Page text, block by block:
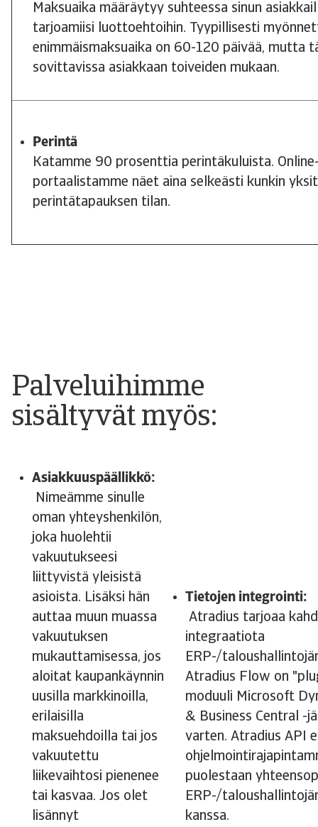
Maksuaika määräytyy suhteessa sinun
tarjoamiisi luottoehtoihin. Tyypillisesti
enimmäismaksuaika on 60-120 päivää, mutta
sovittavissa asiakkaan toiveiden mukaan.
Perintä
Katamme 90 prosenttia perintäkuluista.
portaalistamme näet aina selkeästi kunkin
perintätapauksen tilan.
Palveluihimme
sisältyvät myös:
Asiakkuuspäällikkö:
Nimeämme sinulle
oman yhteyshenkilön,
joka huolehtii
vakuutukseesi
liittyvistä yleisistä
asioista. Lisäksi hän
auttaa muun muassa
vakuutuksen
mukauttamisessa, jos
aloitat kaupankäynnin
uusilla markkinoilla,
erilaisilla
maksuehdoilla tai jos
vakuutettu
liikevaihtosi pienenee
tai kasvaa. Jos olet
lisännyt
Tietojen integrointi:
Atradius tarjoaa
integraatiota
ERP-/
Atradius Flow on
moduuli Microsoft
& Business Central -
varten. Atradius API
puolestaan
ERP-/
kanssa.